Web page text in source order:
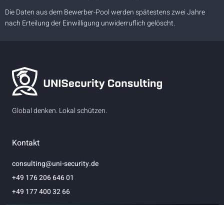
Die Daten aus dem Bewerber-Pool werden spätestens zwei Jahre
nach Erteilung der Einwilligung unwiderruflich gelöscht.
Global denken. Lokal schützen.
Kontakt
consulting@uni-security.de
+49 176 206 646 01
+49 177 400 32 66